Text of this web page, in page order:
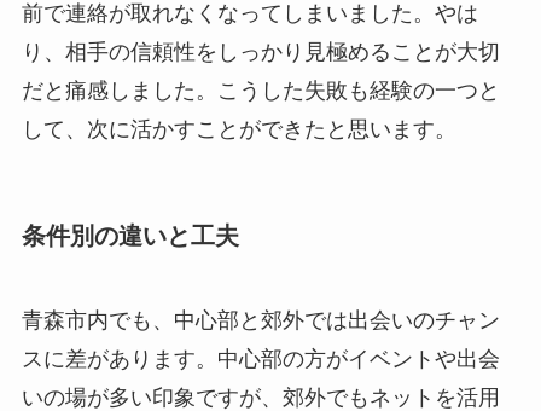
前で連絡が取れなくなってしまいました。やは
り、相手の信頼性をしっかり見極めることが大切
だと痛感しました。こうした失敗も経験の一つと
して、次に活かすことができたと思います。
条件別の違いと工夫
青森市内でも、中心部と郊外では出会いのチャン
スに差があります。中心部の方がイベントや出会
いの場が多い印象ですが、郊外でもネットを活用